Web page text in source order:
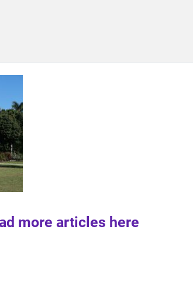
more articles here